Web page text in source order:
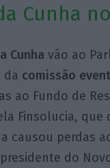
Cunha
Cunhavão ao
da comissão
ao Fundo de
Finsolucia,
causou perdas
do